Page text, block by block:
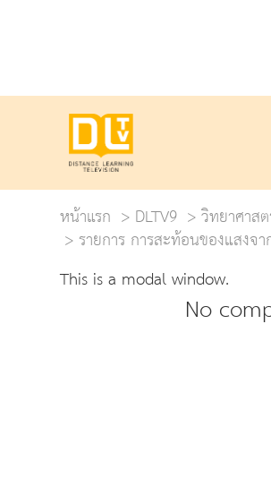
หน้าแรก
DLTV9 วิทยาศาส
รายการ การสะท้อนของแสงจ
This is a modal window.
No